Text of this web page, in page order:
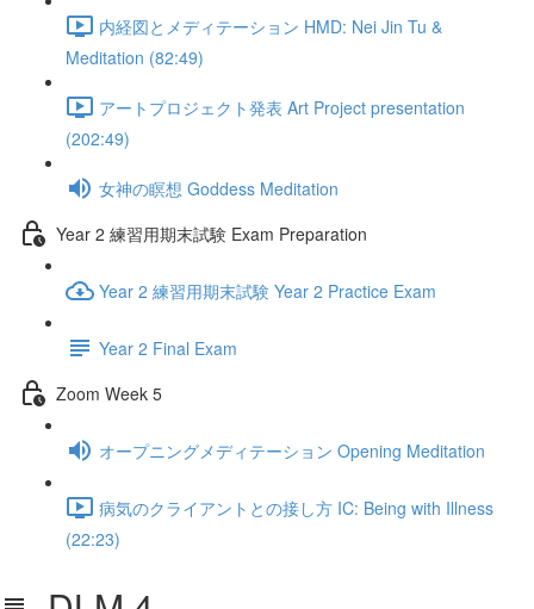
内経図とメディテーション HMD: Nei Jin Tu &
Meditation (82:49)
アートプロジェクト発表 Art Project presentation
(202:49)
女神の瞑想 Goddess Meditation
Year 2 練習用期末試験 Exam Preparation
Year 2 練習用期末試験 Year 2 Practice Exam
Year 2 Final Exam
Zoom Week 5
オープニングメディテーション Opening Meditation
病気のクライアントとの接し方 IC: Being with Illness
(22:23)